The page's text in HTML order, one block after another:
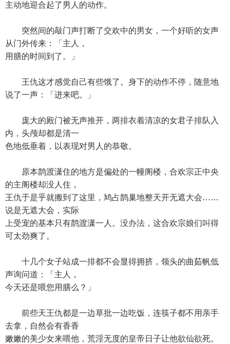
主动地迎合起了男人的动作。
突然间的敲门声打断了交欢中的男女，一个好听的女声
从门外传来：「主人，
用膳的时间到了。」
王仇这才感觉自己有些饿了。身下的动作不停，随意地
说了一声：「进来吧。」
庞大的殿门被无声推开，两排衣着清凉的女君子排队入
内，头颅却都是清一
色地低垂着，以表现对男人的恭敬。
原本鹊渡潇住的地方是偏处的一幢阁楼，合欢宗正中央
的主阁楼却没人住，
王仇于是乎就搬到了这里，鸠占鹊巢地整天开无遮大会……
说是无遮大会，实际
上受宠的基本只有鹊渡潇一人。没办法，这合欢宗娘们叫得
可太劲爽了。
十几个女子站成一排都不会显得拥挤，领头的曲茹帆低
声询问道：「主人，
今天还是喂您用膳么？」
前些天王仇都是一边草批一边吃饭，连筷子都不用亲手
去拿，自然会有香香
嫩嫩的美少女来喂他，荒淫无度的皇帝日子让他欲仙欲死。